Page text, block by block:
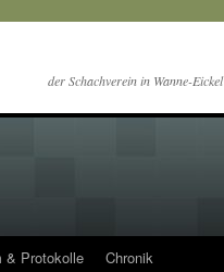
der Schachverein in Wanne-Eickel
& Protokolle Chronik